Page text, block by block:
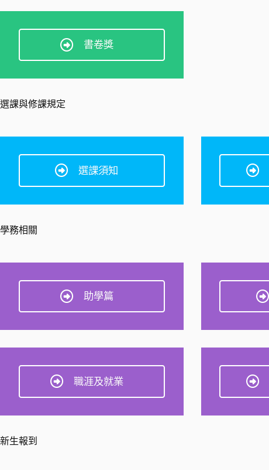
書卷獎
選課與修課規定
選課須知
學務相關
助學篇
職涯及就業
新生報到